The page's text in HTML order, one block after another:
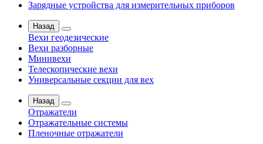
Зарядные устройства для измерительных приборов
Назад
Вехи геодезические
Вехи разборные
Минивехи
Телескопические вехи
Универсальные секции для вех
Назад
Отражатели
Отражательные системы
Пленочные отражатели